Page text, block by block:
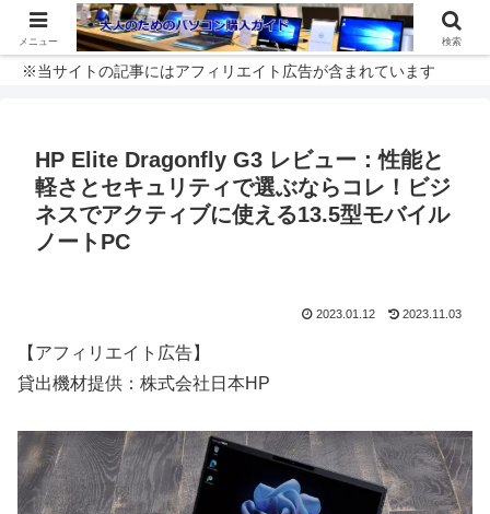
※当サイトの記事にはアフィリエイト広告が含まれています
HP Elite Dragonfly G3 レビュー：性能と
軽さとセキュリティで選ぶならコレ！ビジ
ネスでアクティブに使える13.5型モバイル
ノートPC
2023.01.12 2023.11.03
【アフィリエイト広告】
貸出機材提供：株式会社日本HP
メニュー 検索